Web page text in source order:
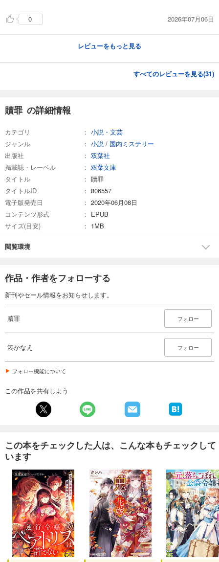
0 2026年07月06日
レビューをもっと見る
すべてのレビューを見る(31)
贖罪 の詳細情報
カテゴリ
小説・文芸
ジャンル
小説 / 国内ミステリー
出版社
双葉社
掲載誌・レーベル
双葉文庫
タイトル
贖罪
タイトルID
806557
電子版発売日
2020年06月08日
コンテンツ形式
EPUB
サイズ(目安)
1MB
閲覧環境
作品・作者をフォローする
新刊やセール情報をお知らせします。
贖罪 フォロー
湊かなえ フォロー
フォロー機能について
この作品を共有しよう
この本をチェックした人は、こんな本もチェックして
います